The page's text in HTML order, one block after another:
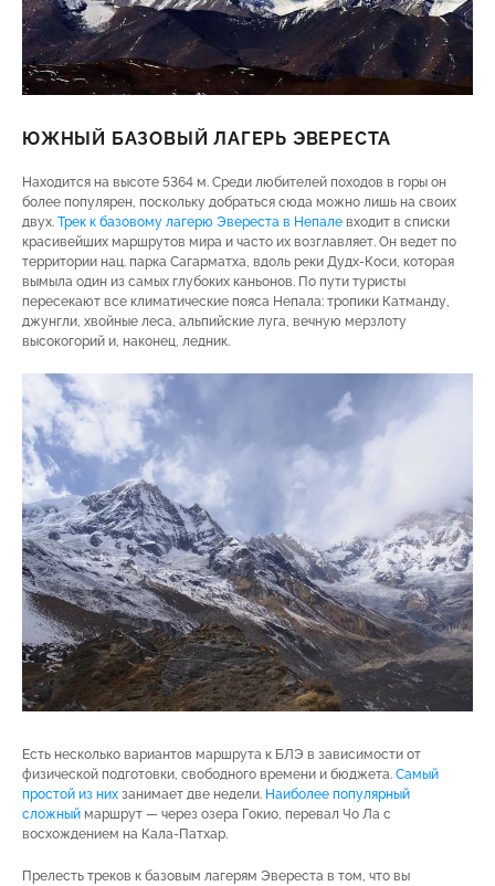
ЮЖНЫЙ БАЗОВЫЙ ЛАГЕРЬ ЭВЕРЕСТА
Находится на высоте 5364 м. Среди любителей походов в горы он
более популярен, поскольку добраться сюда можно лишь на своих
двух. Трек к базовому лагерю Эвереста в Непале входит в списки
красивейших маршрутов мира и часто их возглавляет. Он ведет по
территории нац. парка Сагарматха, вдоль реки Дудх-Коси, которая
вымыла один из самых глубоких каньонов. По пути туристы
пересекают все климатические пояса Непала: тропики Катманду,
джунгли, хвойные леса, альпийские луга, вечную мерзлоту
высокогорий и, наконец, ледник.
Есть несколько вариантов маршрута к БЛЭ в зависимости от
физической подготовки, свободного времени и бюджета. Самый
простой из них занимает две недели. Наиболее популярный
сложный маршрут — через озера Гокио, перевал Чо Ла с
восхождением на Кала-Патхар.
Прелесть треков к базовым лагерям Эвереста в том, что вы